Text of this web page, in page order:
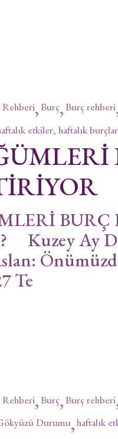
Burç Burç rehberi
etkiler, haftalık burçlar
BURÇ
Kuzey Ay
Te
Burç Burç rehberi
Durumu haftalık